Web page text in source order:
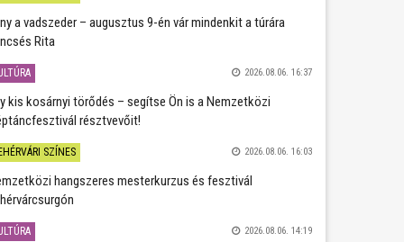
a vadszeder – augusztus 9-én vár mindenkit a túrára
Rita
2026.08.06. 16:37
kis kosárnyi törődés – segítse Ön is a Nemzetközi
résztvevőit!
SZÍNES 2026.08.06. 16:03
hangszeres mesterkurzus és fesztivál
2026.08.06. 14:19